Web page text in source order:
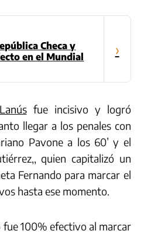
Checa y
en el Mundial
›
Lanúsfue incisivo y logró
llegar a los penales con
Pavone a los 60’ y el
quien capitalizó un
Fernando para marcar el
hasta ese momento.
fue 100% efectivo al marcar